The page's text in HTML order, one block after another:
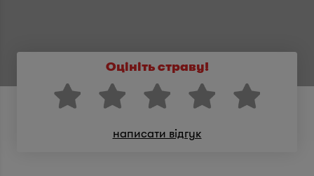
Оцініть страву!
написати відгук